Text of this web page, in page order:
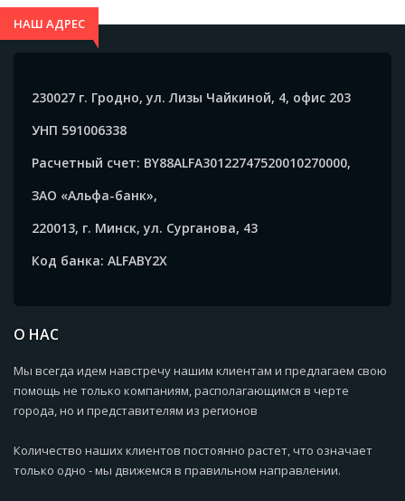
НАШ АДРЕС
230027 г. Гродно, ул. Лизы Чайкиной, 4, офис 203
УНП 591006338
Расчетный счет: BY88ALFA30122747520010270000,
ЗАО «Альфа-банк»,
220013, г. Минск, ул. Сурганова, 43
Код банка: ALFABY2X
О НАС
Мы всегда идем навстречу нашим клиентам и предлагаем свою
помощь не только компаниям, располагающимся в черте
города, но и представителям из регионов
Количество наших клиентов постоянно растет, что означает
только одно - мы движемся в правильном направлении.